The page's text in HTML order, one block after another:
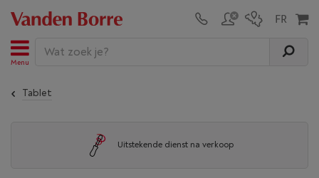
Menu
Tablet
Uitstekende dienst na verkoop